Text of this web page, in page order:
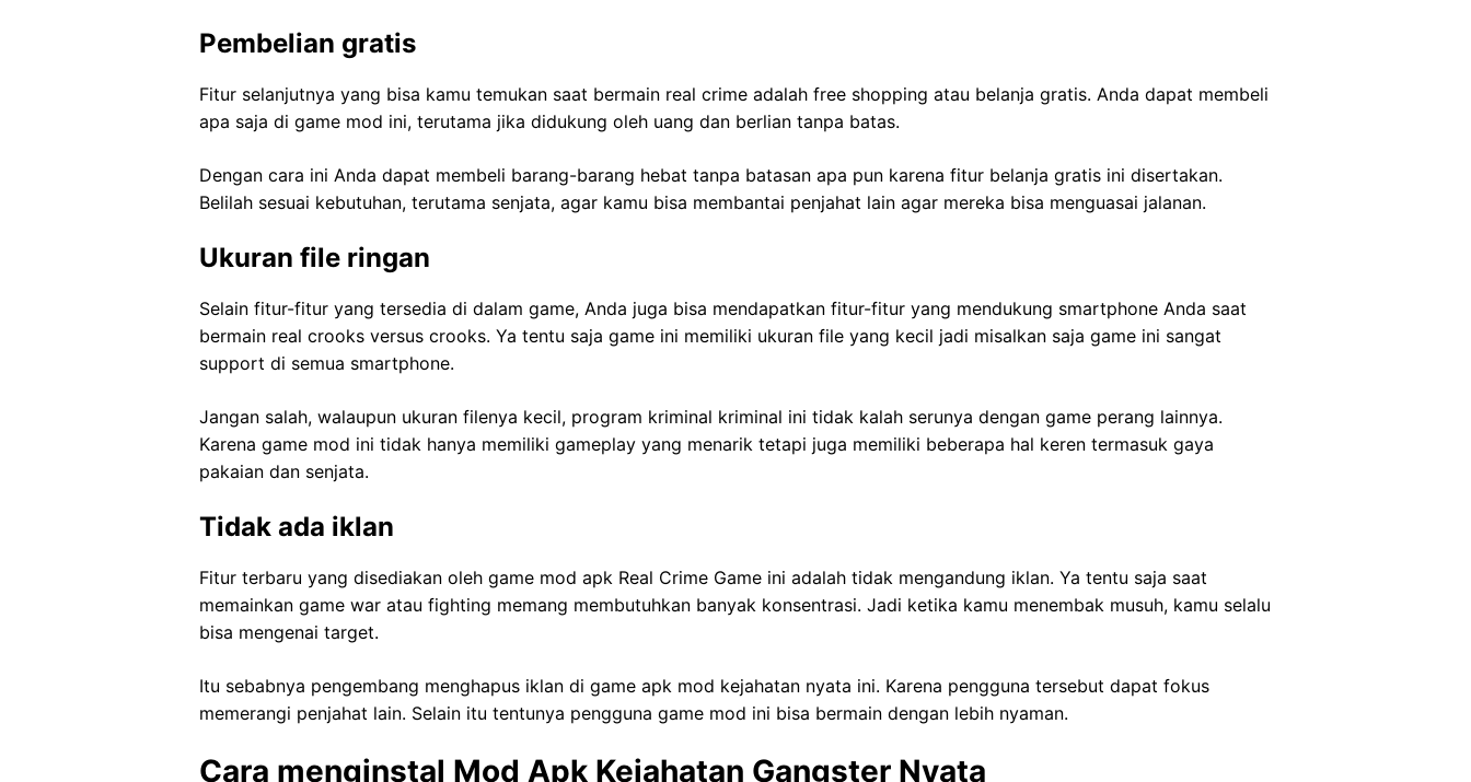
Pembelian gratis
Fitur selanjutnya yang bisa kamu temukan saat bermain real crime adalah free shopping atau belanja gratis. Anda dapat membeli
apa saja di game mod ini, terutama jika didukung oleh uang dan berlian tanpa batas.
Dengan cara ini Anda dapat membeli barang-barang hebat tanpa batasan apa pun karena fitur belanja gratis ini disertakan.
Belilah sesuai kebutuhan, terutama senjata, agar kamu bisa membantai penjahat lain agar mereka bisa menguasai jalanan.
Ukuran file ringan
Selain fitur-fitur yang tersedia di dalam game, Anda juga bisa mendapatkan fitur-fitur yang mendukung smartphone Anda saat
bermain real crooks versus crooks. Ya tentu saja game ini memiliki ukuran file yang kecil jadi misalkan saja game ini sangat
support di semua smartphone.
Jangan salah, walaupun ukuran filenya kecil, program kriminal kriminal ini tidak kalah serunya dengan game perang lainnya.
Karena game mod ini tidak hanya memiliki gameplay yang menarik tetapi juga memiliki beberapa hal keren termasuk gaya
pakaian dan senjata.
Tidak ada iklan
Fitur terbaru yang disediakan oleh game mod apk Real Crime Game ini adalah tidak mengandung iklan. Ya tentu saja saat
memainkan game war atau fighting memang membutuhkan banyak konsentrasi. Jadi ketika kamu menembak musuh, kamu selalu
bisa mengenai target.
Itu sebabnya pengembang menghapus iklan di game apk mod kejahatan nyata ini. Karena pengguna tersebut dapat fokus
memerangi penjahat lain. Selain itu tentunya pengguna game mod ini bisa bermain dengan lebih nyaman.
Cara menginstal Mod Apk Kejahatan Gangster Nyata